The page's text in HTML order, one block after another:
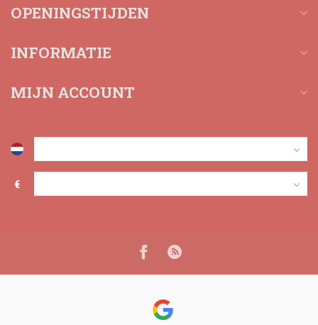
OPENINGSTIJDEN
INFORMATIE
MIJN ACCOUNT
€